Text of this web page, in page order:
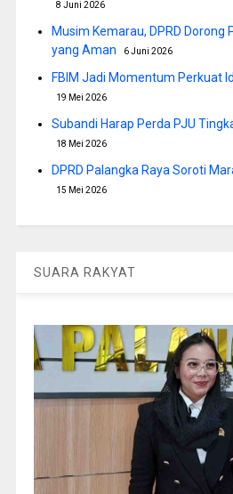
8 Juni 2026
Musim Kemarau, DPRD Dorong
yang Aman
6 Juni 2026
FBIM Jadi Momentum Perkuat
19 Mei 2026
Subandi Harap Perda PJU
18 Mei 2026
DPRD Palangka Raya Soroti
15 Mei 2026
SUARA RAKYAT